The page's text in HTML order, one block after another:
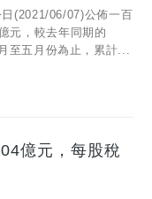
(2021/06/07)公佈一百
元，較去年同期的
至五月份為止，累計...
億元，每股稅